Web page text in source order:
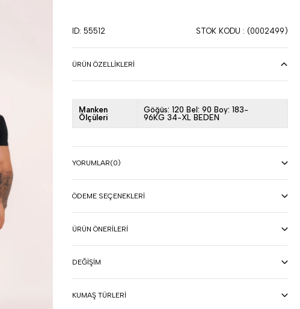
ID: 55512 STOK KODU (0002499)
ÜRÜN ÖZELLIKLERI
Manken
Ölçüleri
Göğüs: 120 Bel: 90 Boy: 183-
96KG 34-XL BEDEN
YORUMLAR(0)
ÖDEME SEÇENEKLERI
ÜRÜN ÖNERILERI
DEĞIŞIM
KUMAŞ TÜRLERI